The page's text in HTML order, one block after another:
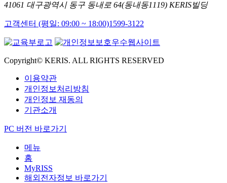
41061 대구광역시 동구 동내로 64(동내동1119) KERIS빌딩
고객센터 (평일: 09:00 ~ 18:00)1599-3122
Copyright© KERIS. ALL RIGHTS RESERVED
이용약관
개인정보처리방침
개인정보 재동의
기관소개
PC 버전 바로가기
메뉴
홈
MyRISS
해외전자정보 바로가기